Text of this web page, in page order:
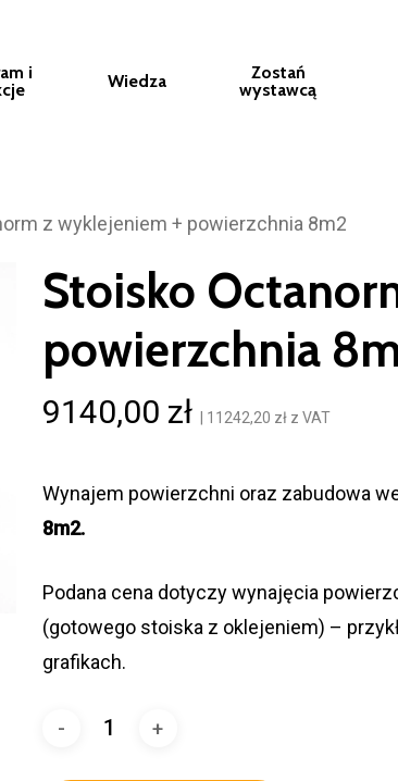
i
Wiedza
Zostań
wystawcą
z wyklejeniem + powierzchnia 8m2
Stoisko
powierzchnia
9140,00 zł 11242,20 złz VAT
Wynajem powierzchni oraz zabudowa
8m2.
Podana cena dotyczy wynajęcia
(gotowego stoiska z oklejeniem) –
grafikach.